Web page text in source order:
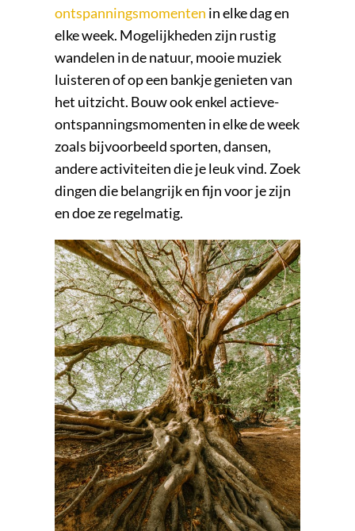
ontspanningsmomenten in elke dag en
elke week. Mogelijkheden zijn rustig
wandelen in de natuur, mooie muziek
luisteren of op een bankje genieten van
het uitzicht. Bouw ook enkel actieve-
ontspanningsmomenten in elke de week
zoals bijvoorbeeld sporten, dansen,
andere activiteiten die je leuk vind. Zoek
dingen die belangrijk en fijn voor je zijn
en doe ze regelmatig.